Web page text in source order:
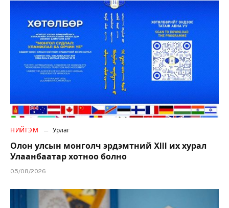
НИЙГЭМ Урлаг
Олон улсын монголч эрдэмтний XIII их хурал
Улаанбаатар хотноо болно
05/08/2026